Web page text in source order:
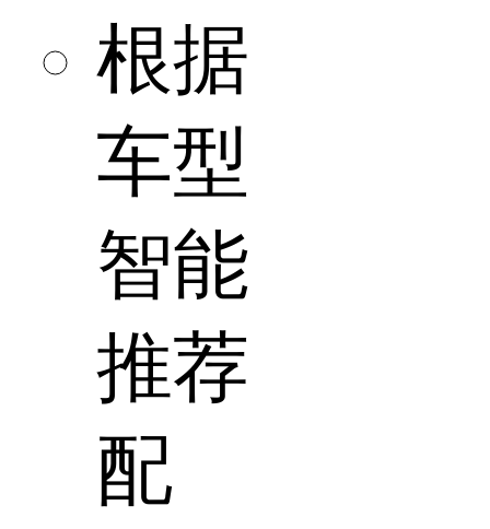
根据
车型
智能
推荐
配